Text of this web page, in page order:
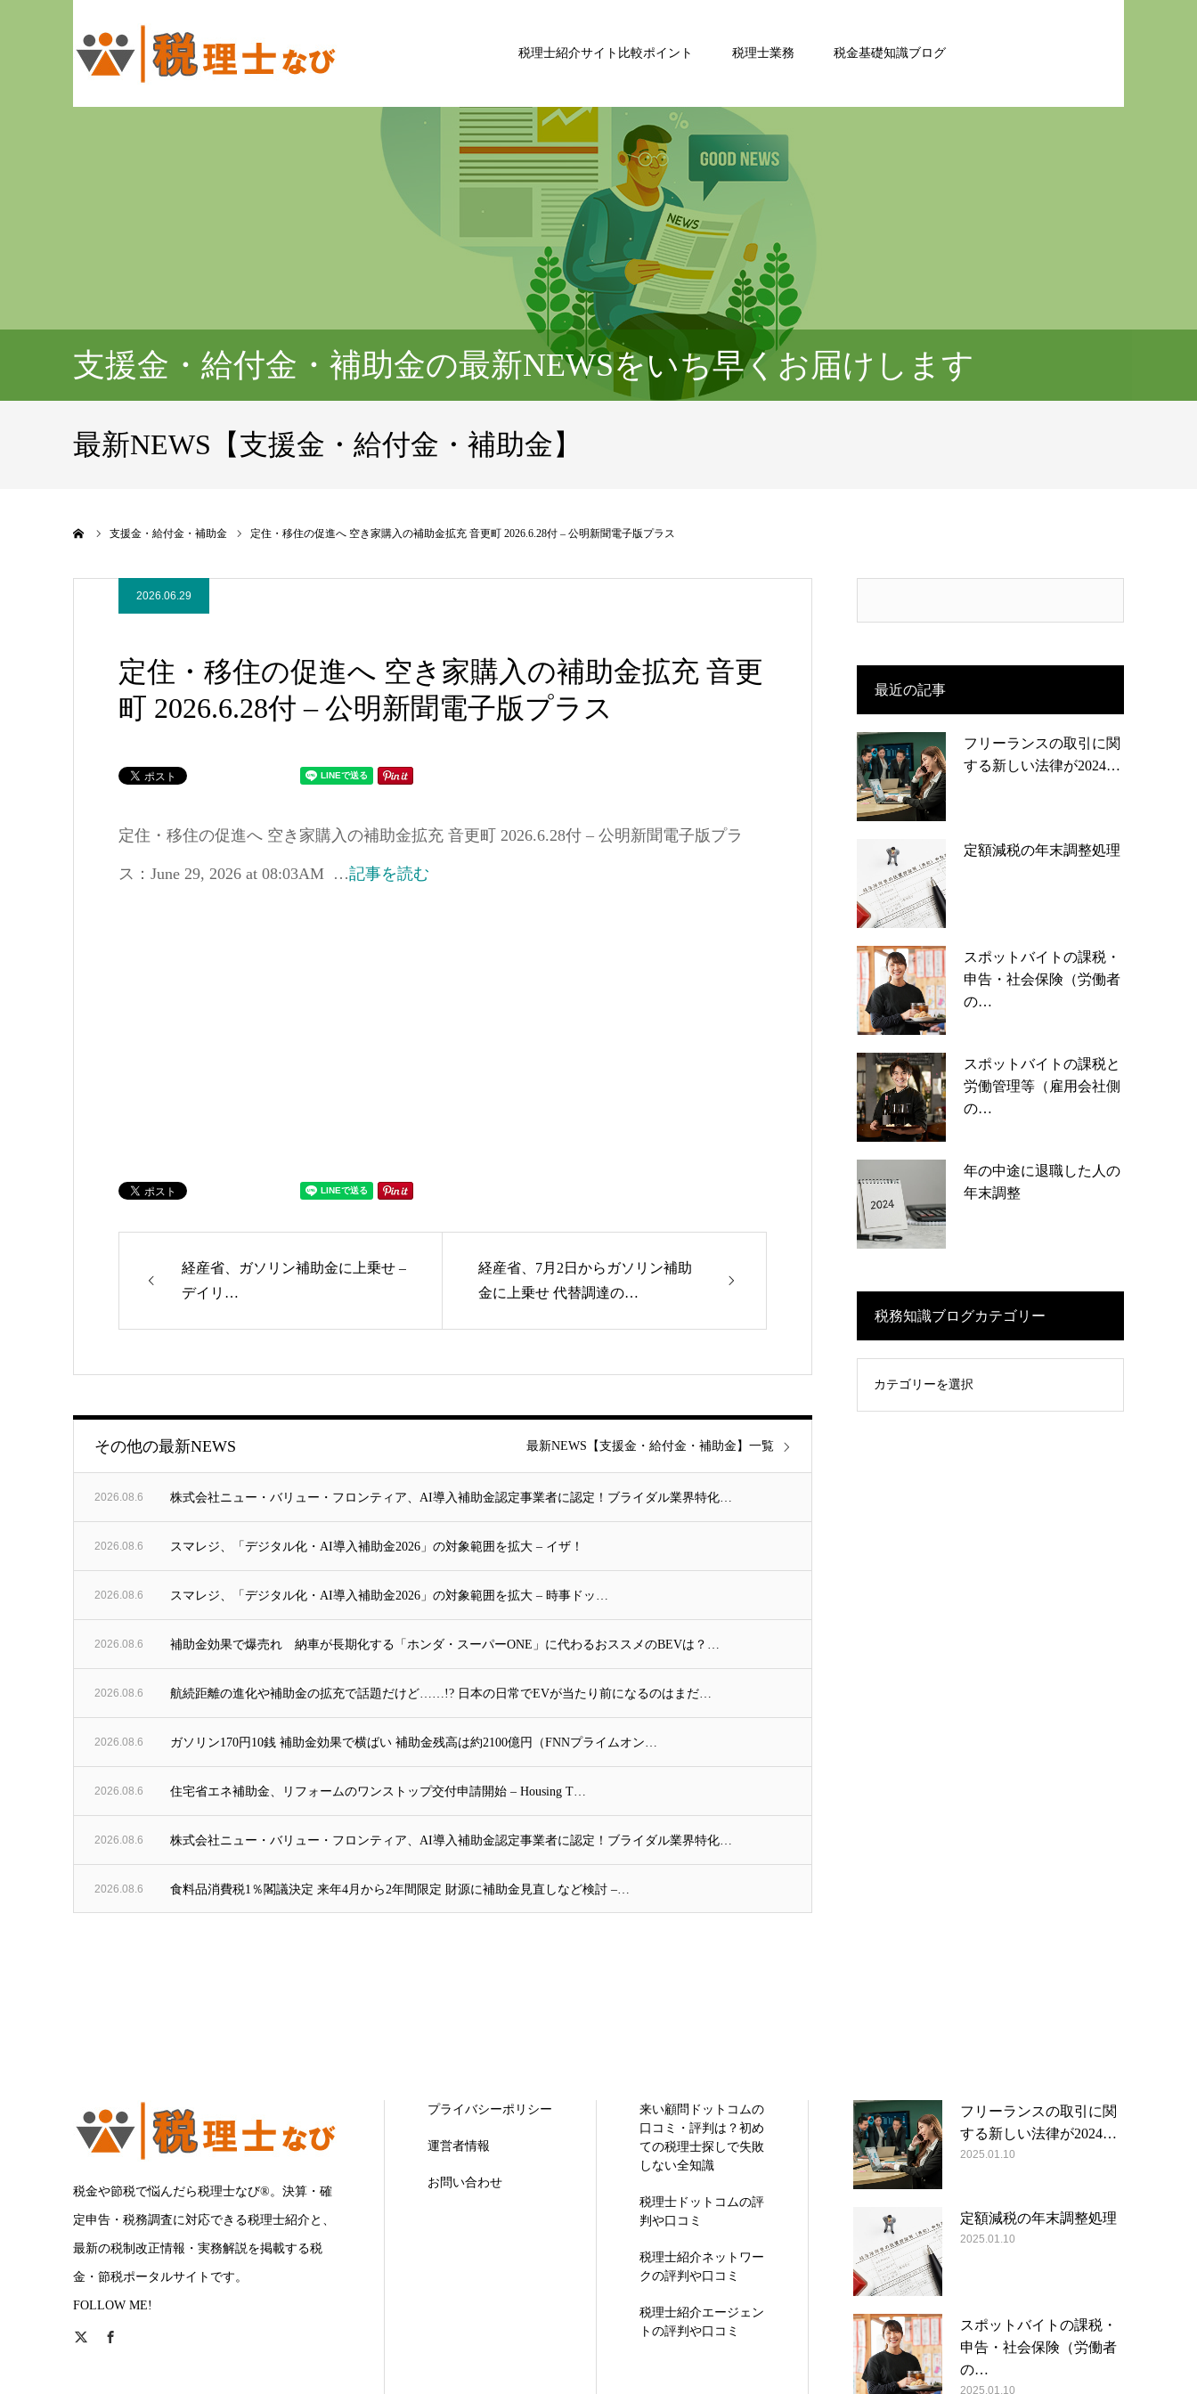
税理士紹介サイト比較ポイント 税理士業務 税金基礎知識ブログ
支援金・給付金・補助金の最新NEWSをいち早くお届けします
最新NEWS【支援金・給付金・補助金】
支援金・給付金・補助金 定住・移住の促進へ 空き家購入の補助金拡充 音更町 2026.6.28付 – 公明新聞電子版プラス
2026.06.29
定住・移住の促進へ 空き家購入の補助金拡充 音更
町 2026.6.28付 – 公明新聞電子版プラス
定住・移住の促進へ 空き家購入の補助金拡充 音更町 2026.6.28付 – 公明新聞電子版プラ
ス：June 29, 2026 at 08:03AM …記事を読む
経産省、ガソリン補助金に上乗せ –
デイリ…
経産省、7月2日からガソリン補助
金に上乗せ 代替調達の…
その他の最新NEWS
2026.08.6 株式会社ニュー・バリュー・フロンティア、AI導入補助金認定事業者に認定！ブライダル業界特化…
2026.08.6 スマレジ、「デジタル化・AI導入補助金2026」の対象範囲を拡大 – イザ！
2026.08.6 スマレジ、「デジタル化・AI導入補助金2026」の対象範囲を拡大 – 時事ドッ…
2026.08.6 補助金効果で爆売れ 納車が長期化する「ホンダ・スーパーONE」に代わるおススメのBEVは？…
2026.08.6 航続距離の進化や補助金の拡充で話題だけど……!? 日本の日常でEVが当たり前になるのはまだ…
2026.08.6 ガソリン170円10銭 補助金効果で横ばい 補助金残高は約2100億円（FNNプライムオン…
2026.08.6 住宅省エネ補助金、リフォームのワンストップ交付申請開始 – Housing T…
2026.08.6 株式会社ニュー・バリュー・フロンティア、AI導入補助金認定事業者に認定！ブライダル業界特化…
2026.08.6 食料品消費税1％閣議決定 来年4月から2年間限定 財源に補助金見直しなど検討 –…
最新NEWS【支援金・給付金・補助金】一覧
最近の記事
フリーランスの取引に関
する新しい法律が2024…
定額減税の年末調整処理
スポットバイトの課税・
申告・社会保険（労働者
の…
スポットバイトの課税と
労働管理等（雇用会社側
の…
年の中途に退職した人の
年末調整
税務知識ブログカテゴリー
税金や節税で悩んだら税理士なび®。決算・確
定申告・税務調査に対応できる税理士紹介と、
最新の税制改正情報・実務解説を掲載する税
金・節税ポータルサイトです。
FOLLOW ME!
プライバシーポリシー
運営者情報
お問い合わせ
来い顧問ドットコムの
口コミ・評判は？初め
ての税理士探しで失敗
しない全知識
税理士ドットコムの評
判や口コミ
税理士紹介ネットワー
クの評判や口コミ
税理士紹介エージェン
トの評判や口コミ
フリーランスの取引に関
する新しい法律が2024…
2025.01.10
定額減税の年末調整処理
2025.01.10
スポットバイトの課税・
申告・社会保険（労働者
の…
2025.01.10